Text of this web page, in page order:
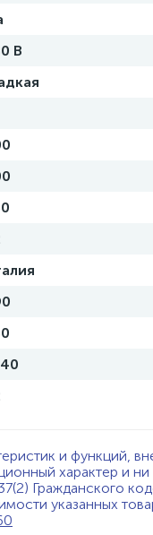
В
и функций,
характер и ни
Гражданского
указанных